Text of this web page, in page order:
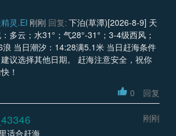
灵.EI 刚刚 回复: 下泊(草潭)[2026-8-9] 天
多云；水31°；气28°-31°；3-4级西风；
当日潮汐：14:28满5.1米 当日赶海条件
议选择其他日期。 赶海注意安全，祝你
！
0 回复
刚刚
适合赶海